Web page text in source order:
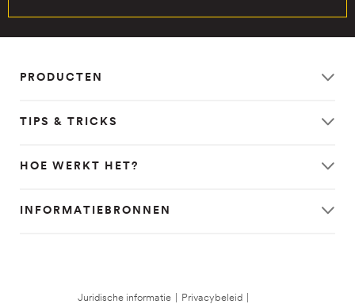
PRODUCTEN
TIPS & TRICKS
HOE WERKT HET?
INFORMATIEBRONNEN
Juridische informatie Privacybeleid